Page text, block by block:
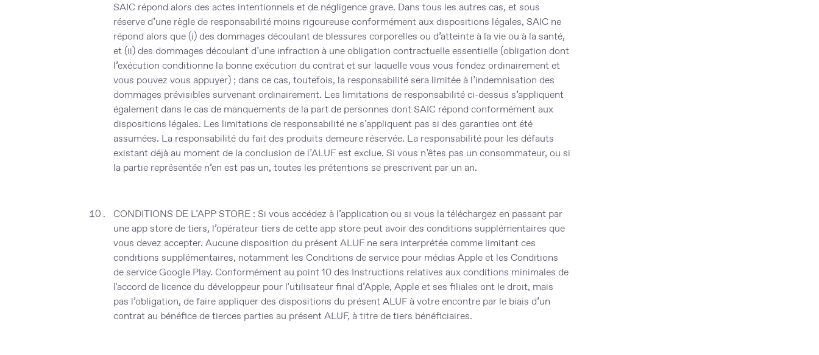
SAIC répond alors des actes intentionnels et de négligence grave. Dans tous les autres cas, et sous
réserve d’une règle de responsabilité moins rigoureuse conformément aux dispositions légales, SAIC ne
répond alors que (i) des dommages découlant de blessures corporelles ou d’atteinte à la vie ou à la santé,
et (ii) des dommages découlant d’une infraction à une obligation contractuelle essentielle (obligation dont
l’exécution conditionne la bonne exécution du contrat et sur laquelle vous vous fondez ordinairement et
vous pouvez vous appuyer) ; dans ce cas, toutefois, la responsabilité sera limitée à l’indemnisation des
dommages prévisibles survenant ordinairement. Les limitations de responsabilité ci-dessus s’appliquent
également dans le cas de manquements de la part de personnes dont SAIC répond conformément aux
dispositions légales. Les limitations de responsabilité ne s’appliquent pas si des garanties ont été
assumées. La responsabilité du fait des produits demeure réservée. La responsabilité pour les défauts
existant déjà au moment de la conclusion de l’ALUF est exclue. Si vous n’êtes pas un consommateur, ou si
la partie représentée n’en est pas un, toutes les prétentions se prescrivent par un an.
CONDITIONS DE L’APP STORE : Si vous accédez à l’application ou si vous la téléchargez en passant par
une app store de tiers, l’opérateur tiers de cette app store peut avoir des conditions supplémentaires que
vous devez accepter. Aucune disposition du présent ALUF ne sera interprétée comme limitant ces
conditions supplémentaires, notamment les Conditions de service pour médias Apple et les Conditions
de service Google Play. Conformément au point 10 des Instructions relatives aux conditions minimales de
l'accord de licence du développeur pour l'utilisateur final d’Apple, Apple et ses filiales ont le droit, mais
pas l’obligation, de faire appliquer des dispositions du présent ALUF à votre encontre par le biais d’un
contrat au bénéfice de tierces parties au présent ALUF, à titre de tiers bénéficiaires.